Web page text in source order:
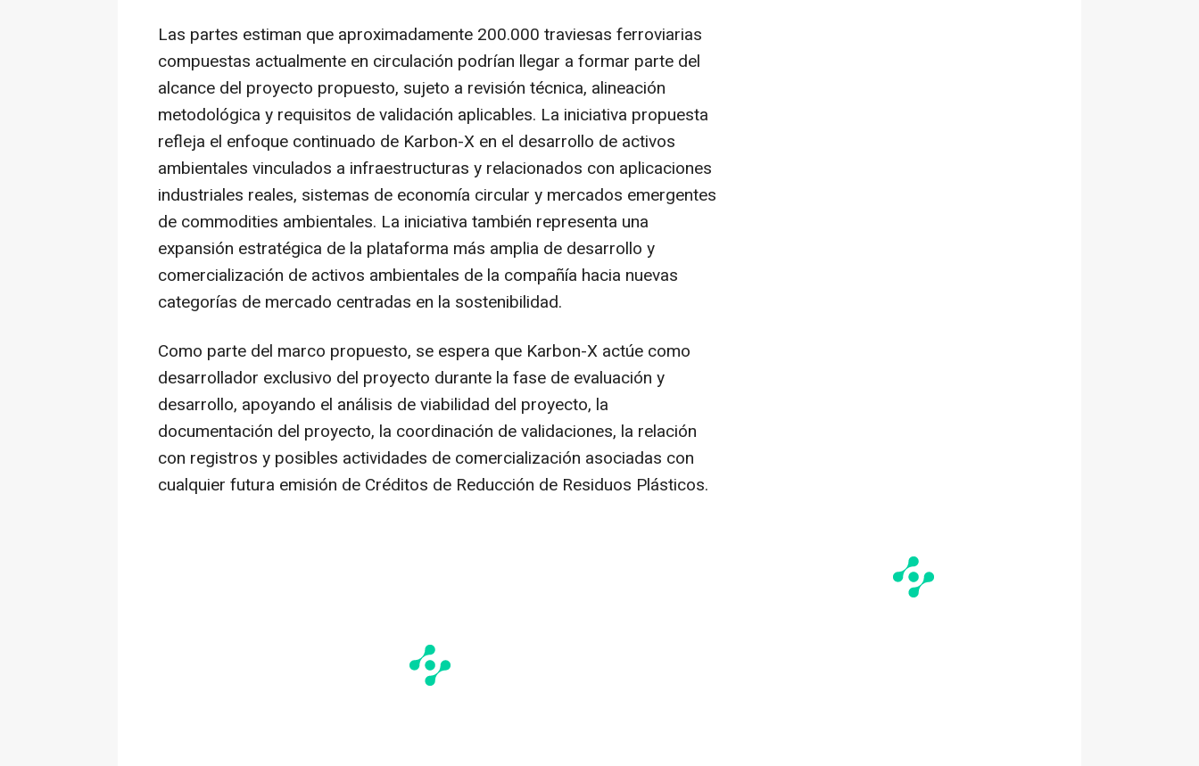
Las partes estiman que aproximadamente 200.000 traviesas ferroviarias
compuestas actualmente en circulación podrían llegar a formar parte del
alcance del proyecto propuesto, sujeto a revisión técnica, alineación
metodológica y requisitos de validación aplicables. La iniciativa propuesta
refleja el enfoque continuado de Karbon-X en el desarrollo de activos
ambientales vinculados a infraestructuras y relacionados con aplicaciones
industriales reales, sistemas de economía circular y mercados emergentes
de commodities ambientales. La iniciativa también representa una
expansión estratégica de la plataforma más amplia de desarrollo y
comercialización de activos ambientales de la compañía hacia nuevas
categorías de mercado centradas en la sostenibilidad.
Como parte del marco propuesto, se espera que Karbon-X actúe como
desarrollador exclusivo del proyecto durante la fase de evaluación y
desarrollo, apoyando el análisis de viabilidad del proyecto, la
documentación del proyecto, la coordinación de validaciones, la relación
con registros y posibles actividades de comercialización asociadas con
cualquier futura emisión de Créditos de Reducción de Residuos Plásticos.